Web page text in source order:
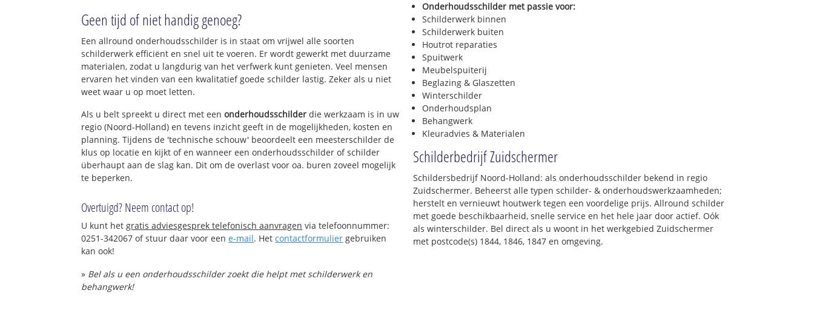
Geen tijd of niet handig genoeg?
Een allround onderhoudsschilder is in staat om vrijwel alle soorten
schilderwerk efficiënt en snel uit te voeren. Er wordt gewerkt met duurzame
materialen, zodat u langdurig van het verfwerk kunt genieten. Veel mensen
ervaren het vinden van een kwalitatief goede schilder lastig. Zeker als u niet
weet waar u op moet letten.
Als u belt spreekt u direct met eenonderhoudsschilder die werkzaam is in uw
regio (Noord-Holland) en tevens inzicht geeft in de mogelijkheden, kosten en
planning. Tijdens de 'technische schouw' beoordeelt een meesterschilder de
klus op locatie en kijkt of en wanneer een onderhoudsschilder of schilder
überhaupt aan de slag kan. Dit om de overlast voor oa. buren zoveel mogelijk
te beperken.
Overtuigd? Neem contact op!
U kunt hetgratis adviesgesprek telefonisch aanvragen via telefoonnummer:
0251-342067 of stuur daar voor eene-mail. Hetcontactformulier gebruiken
kan ook!
» Bel als u een onderhoudsschilder zoekt die helpt met schilderwerk en
behangwerk!
Onderhoudsschilder met passie voor:
Schilderwerk binnen
Schilderwerk buiten
Houtrot reparaties
Spuitwerk
Meubelspuiterij
Beglazing & Glaszetten
Winterschilder
Onderhoudsplan
Behangwerk
Kleuradvies & Materialen
Schilderbedrijf Zuidschermer
Schildersbedrijf Noord-Holland: als onderhoudsschilder bekend in regio
Zuidschermer. Beheerst alle typen schilder- & onderhoudswerkzaamheden;
herstelt en vernieuwt houtwerk tegen een voordelige prijs. Allround schilder
met goede beschikbaarheid, snelle service en het hele jaar door actief. Oók
als winterschilder. Bel direct als u woont in het werkgebied Zuidschermer
met postcode(s) 1844, 1846, 1847 en omgeving.